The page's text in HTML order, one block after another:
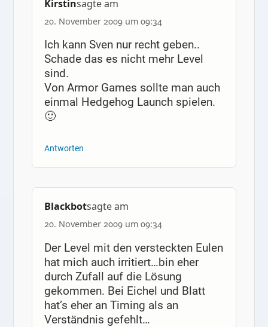
Kirstinsagte am
20. November 2009 um 09:34
Ich kann Sven nur recht geben..
Schade das es nicht mehr Level
sind.
Von Armor Games sollte man auch
einmal Hedgehog Launch spielen.
🙂
Antworten
Blackbotsagte am
20. November 2009 um 09:34
Der Level mit den versteckten Eulen
hat mich auch irritiert…bin eher
durch Zufall auf die Lösung
gekommen. Bei Eichel und Blatt
hat’s eher an Timing als an
Verständnis gefehlt…